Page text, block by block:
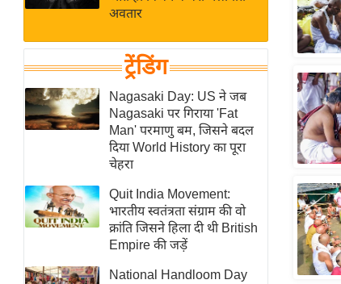
News
Hindi
Videos
खेल
क्रिकेट
IPL
2026
मिसाल बेमिसाल
शख्सियत
यंग इंडिया
साहित्य जगत
अवतार
ट्रेंडिंग
Nagasaki Day: US ने जब
Nagasaki पर गिराया 'Fat
Man' परमाणु बम, जिसने बदल
दिया World History का पूरा
चेहरा
Quit India Movement:
भारतीय स्वतंत्रता संग्राम की वो
क्रांति जिसने हिला दी थी British
Empire की जड़ें
National Handloom Day